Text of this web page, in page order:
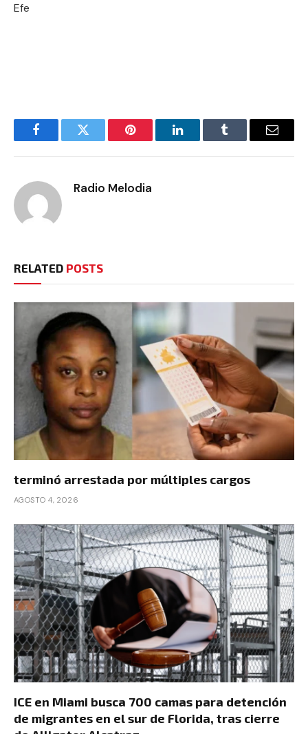
Efe
FacebookTwitter Pinterest LinkedInTumblr Email
Radio Melodia
RELATED POSTS
terminó arrestada por múltiples cargos
AGOSTO 4, 2026
ICE en Miami busca 700 camas para detención
de migrantes en el sur de Florida, tras cierre